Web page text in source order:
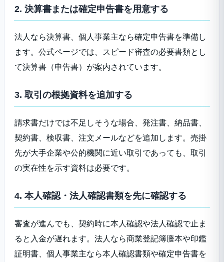
2. 決算書または確定申告書を用意する
法人なら決算書、個人事業主なら確定申告書を準備し
ます。公式ページでは、スピード審査の必要書類とし
て決算書（申告書）が案内されています。
3. 取引の根拠資料を追加する
請求書だけでは不足しそうな場合、発注書、納品書、
契約書、検収書、注文メールなどを追加します。売掛
先が大手企業や公的機関に近い取引であっても、取引
の実在性を示す資料は必要です。
4. 本人確認・法人確認書類を先に確認する
審査が進んでも、契約時に本人確認や法人確認で止ま
ると入金が遅れます。法人なら商業登記簿謄本や印鑑
証明書、個人事業主なら本人確認書類や確定申告書を